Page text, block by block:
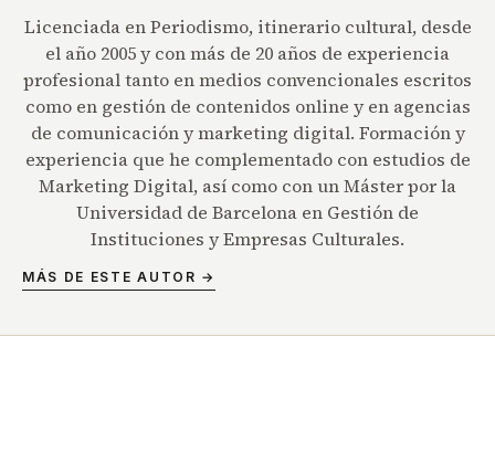
Licenciada en Periodismo, itinerario cultural, desde
el año 2005 y con más de 20 años de experiencia
profesional tanto en medios convencionales escritos
como en gestión de contenidos online y en agencias
de comunicación y marketing digital. Formación y
experiencia que he complementado con estudios de
Marketing Digital, así como con un Máster por la
Universidad de Barcelona en Gestión de
Instituciones y Empresas Culturales.
MÁS DE ESTE AUTOR →